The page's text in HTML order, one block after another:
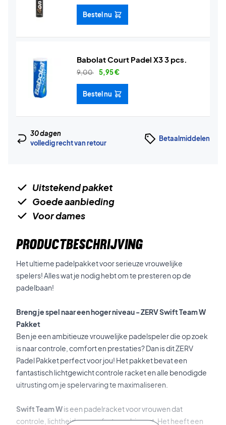
Bestel nu
Babolat Court Padel X3 3 pcs.
9,00 5,95€
Bestel nu
30 dagen
volledig recht van retour
Betaalmiddelen
Uitstekend pakket
Goede aanbieding
Voor dames
PRODUCTBESCHRIJVING
Het ultieme padelpakket voor serieuze vrouwelijke
spelers! Alles wat je nodig hebt om te presteren op de
padelbaan!
Breng je spel naar een hoger niveau - ZERV Swift Team W
Pakket
Ben je een ambitieuze vrouwelijke padelspeler die op zoek
is naar controle, comfort en prestaties? Dan is dit ZERV
Padel Pakket perfect voor jou! Het pakket bevat een
fantastisch lichtgewicht controle racket en alle benodigde
uitrusting om je spelervaring te maximaliseren.
Swift Team Wis een padelracket voor vrouwen dat
controle, lichtheid en comfort combineert. Het heeft een